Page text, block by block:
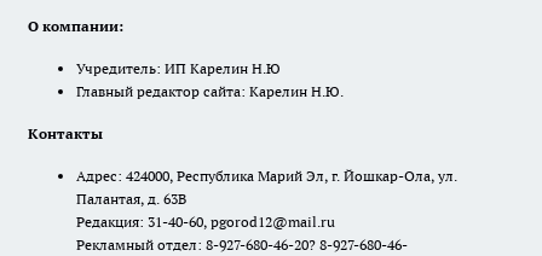
О компании:
Учредитель: ИП Карелин Н.Ю
Главный редактор сайта: Карелин Н.Ю.
Контакты
Адрес: 424000, Республика Марий Эл, г. Йошкар-Ола, ул.
Палантая, д. 63В
Редакция: 31-40-60, pgorod12@mail.ru
Рекламный отдел: 8-927-680-46-20? 8-927-680-46-